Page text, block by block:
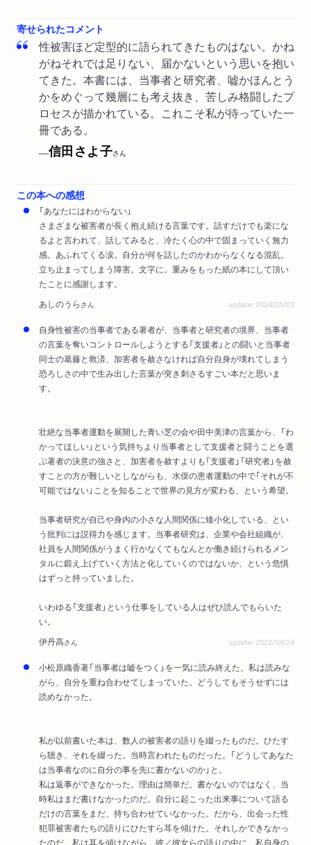
寄せられたコメント
性被害ほど定型的に語られてきたものはない。かね
がねそれでは足りない、届かないという思いを抱い
てきた。本書には、当事者と研究者、嘘かほんとう
かをめぐって幾層にも考え抜き、苦しみ格闘したプ
ロセスが描かれている。これこそ私が待っていた一
冊である。
──信田さよ子さん
この本への感想
「あなたにはわからない」
さまざまな被害者が長く抱え続ける言葉です。話すだけでも楽にな
るよと言われて、話してみると、冷たく心の中で固まっていく無力
感。あふれてくる涙。自分が何を話したのかわからなくなる混乱。
立ち止まってしまう障害。文字に。重みをもった紙の本にして頂い
たことに感謝します。
あしのうら さん update: 2024/05/03
自身性被害の当事者である著者が、当事者と研究者の境界、当事者
の言葉を奪いコントロールしようとする「支援者」との闘いと当事者
同士の葛藤と救済、加害者を赦さなければ自分自身が壊れてしまう
恐ろしさの中で生み出した言葉が突き刺さるすごい本だと思いま
す。
壮絶な当事者運動を展開した青い芝の会や田中美津の言葉から、「わ
かってほしい」という気持ちより当事者として支援者と闘うことを選
ぶ著者の決意の強さと、加害者を赦すよりも「支援者」「研究者」を赦
すことの方が難しいとしながらも、水俣の患者運動の中で「それが不
可能ではない」ことを知ることで世界の見方が変わる、という希望。
当事者研究が自己や身内の小さな人間関係に矮小化している、とい
う批判には説得力を感じます。当事者研究は、企業や会社組織が、
社員を人間関係がうまく行かなくてもなんとか働き続けられるメン
タルに鍛え上げていく方法と化していくのではないか、という危惧
はずっと持っていました。
いわゆる「支援者」という仕事をしている人はぜひ読んでもらいた
い。
伊丹高さん update: 2022/04/24
小松原織香著「当事者は嘘をつく」を一気に読み終えた。私は読みな
がら、自分を重ね合わせてしまっていた。どうしてもそうせずには
読めなかった。
私が以前書いた本は、数人の被害者の語りを綴ったものだ。ひたす
ら聴き、それを綴った。当時言われたものだった。「どうしてあなた
は当事者なのに自分の事を先に書かないのか」と。
私は返事ができなかった。理由は簡単だ。書かないのではなく、当
時私はまだ書けなかったのだ。自分に起こった出来事について語る
だけの言葉をまだ、持ち合わせていなかった。だから、出会った性
犯罪被害者たちの語りにひたすら耳を傾けた。それしかできなかっ
たのだ。私は耳を傾けながら、彼／彼女らの語りの中に、私自身の